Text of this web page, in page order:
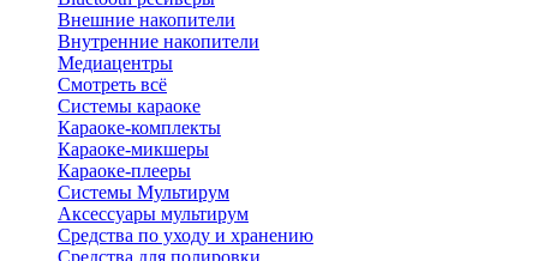
Внешние накопители
Внутренние накопители
Медиацентры
Смотреть всё
Системы караоке
Караоке-комплекты
Караоке-микшеры
Караоке-плееры
Системы Мультирум
Аксессуары мультирум
Средства по уходу и хранению
Средства для полировки